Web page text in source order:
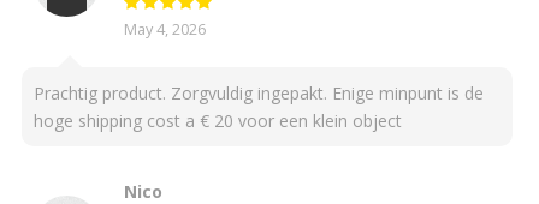
May 4, 2026
Prachtig product. Zorgvuldig ingepakt. Enige minpunt is de
hoge shipping cost a € 20 voor een klein object
Nico